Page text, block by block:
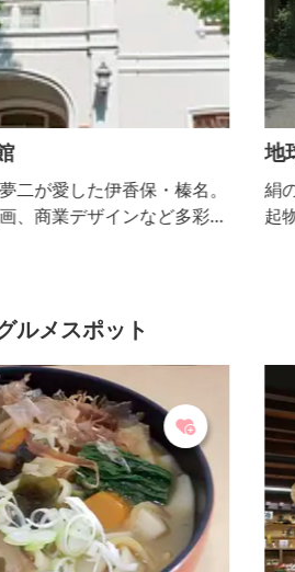
二が愛した伊香保・榛名。
、商業デザインなど多彩な
地
絹
起
ルメスポット